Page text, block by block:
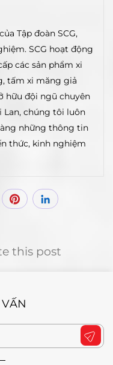
Tập đoàn SCG,
SCG hoạt động
các sản phẩm xi
tấm xi măng giả
hữu đội ngũ chuyên
Lan, chúng tôi luôn
những thông tin
thức, kinh nghiệm
this post